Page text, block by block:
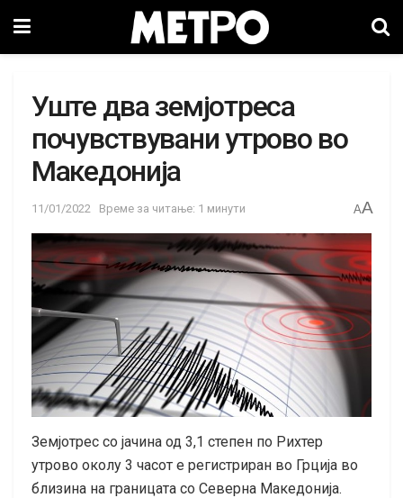
Уште два земјотреса
почувствувани утрово во
Македонија
11/01/2022 Време за читање: 1 минути AA
Земјотрес со јачина од 3,1 степен по Рихтер
утрово околу 3 часот е регистриран во Грција во
близина на границата со Северна Македонија.